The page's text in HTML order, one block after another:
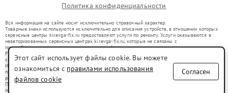
Политика конфиденциальности
Вся информация на сайте носит исключительно справочный характер.
Товарные знаки используются исключительно для описания устройств, в отношении которых
сервисные центры kir.evga-fix.ru предоставляют услуги по ремонту. Услуги оказываются в
неавторизованных сервисных центрах kir.evga-fix.ru, которые не связаны с
правообладателями товарных знаков или их официальными представителями.
Ремонт осуществляется для устройств, уже введенных в гражданский оборот в соответствии
со статьей 1487 ГК РФ.
Использование товарных знаков не преследует цели индивидуализации услуг или введения
потребителей в заблуждение, а служит для информирования о предоставляемых услугах по
ремонту техники указанных брендов.
Представленная на сайте информация не является публичной офертой, определяемой
положениями Статьи 437(2) Гражданского кодекса РФ
Этот сайт использует файлы cookie. Вы можете
ознакомиться с правилами использования
файлов cookie
Согласен